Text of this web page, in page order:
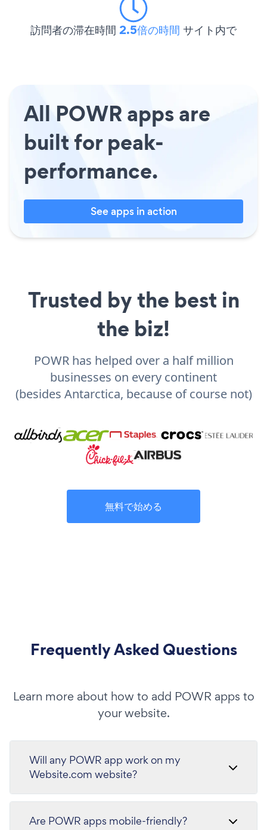
訪問者の滞在時間 2.5倍の時間 サイト内で
All POWR apps are
built for peak-
performance.
See apps in action
Trusted by the best in
the biz!
POWR has helped over a half million
businesses on every continent
(besides Antarctica, because of course not)
無料で始める
Frequently Asked Questions
Learn more about how to add POWR apps to
your website.
Will any POWR app work on my
Website.com website?
Are POWR apps mobile-friendly?